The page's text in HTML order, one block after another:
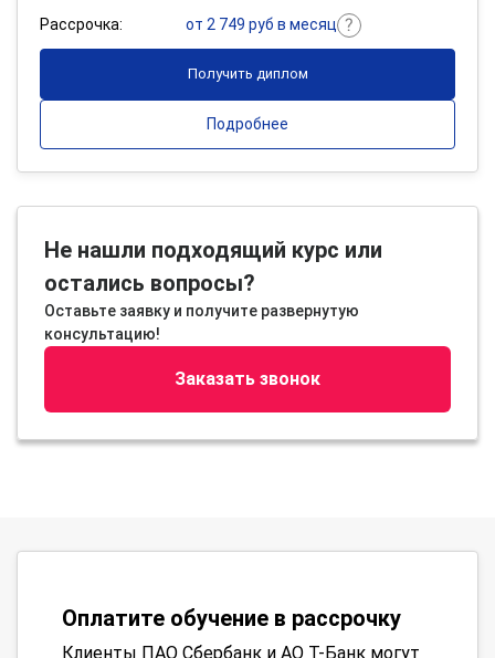
Рассрочка:
от 2 749 руб в месяц
Получить диплом
Подробнее
Не нашли подходящий курс или
остались вопросы?
Оставьте заявку и получите развернутую
консультацию!
Заказать звонок
Оплатите обучение в рассрочку
Клиенты ПАО Сбербанк и АО Т-Банк могут